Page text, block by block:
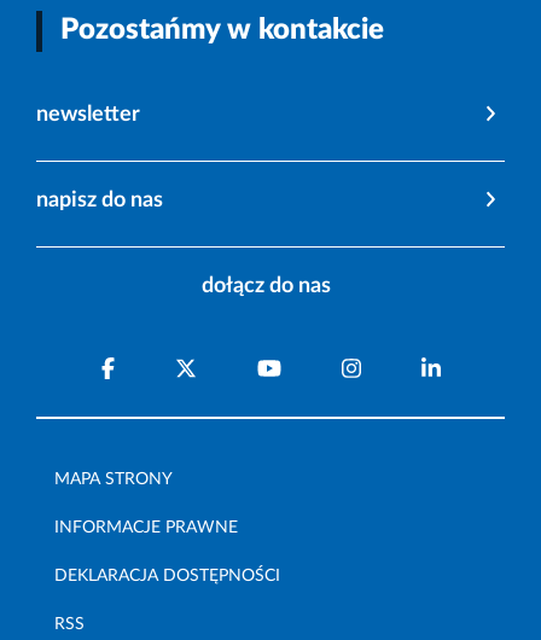
Pozostańmy w kontakcie
newsletter
napisz do nas
dołącz do nas
MAPA STRONY
INFORMACJE PRAWNE
DEKLARACJA DOSTĘPNOŚCI
RSS